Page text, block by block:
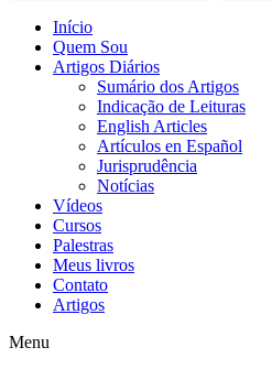
Início
Quem Sou
Artigos Diários
Sumário dos Artigos
Indicação de Leituras
English Articles
Artículos en Español
Jurisprudência
Notícias
Vídeos
Cursos
Palestras
Meus livros
Contato
Artigos
Menu